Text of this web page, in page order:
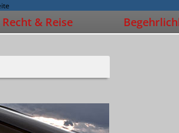
Recht & Reise